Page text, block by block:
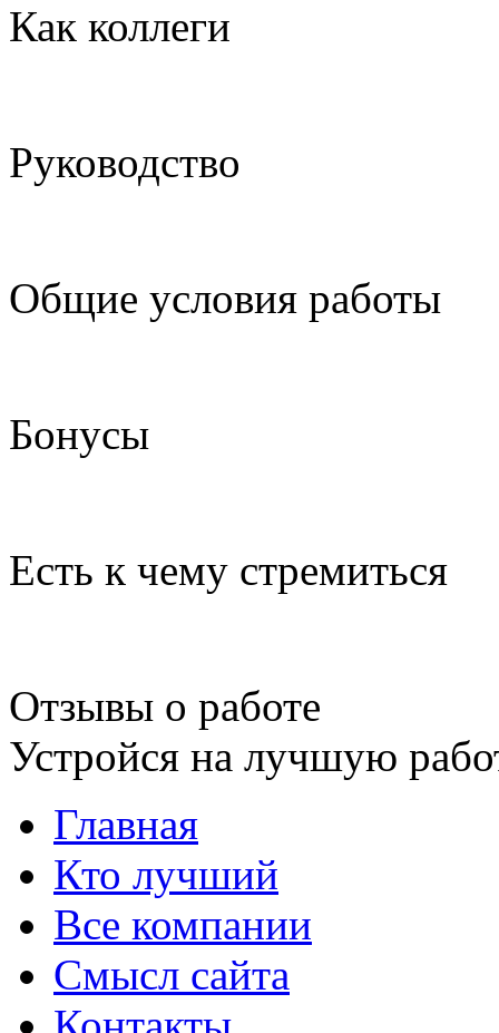
Как коллеги
Руководство
Общие условия работы
Бонусы
Есть к чему стремиться
Отзывы о работе
Устройся на лучшую
Главная
Кто лучший
Все компании
Смысл сайта